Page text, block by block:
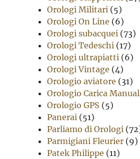
Orologi Militari (5)
Orologi On Line (6)
Orologi subacquei (73)
Orologi Tedeschi (17)
Orologi ultrapiatti (6)
Orologi Vintage (4)
Orologio aviatore (31)
Orologio Carica
Orologio GPS (5)
Panerai (51)
Parliamo di Orologi
Parmigiani Fleurier (9)
Patek Philippe (11)